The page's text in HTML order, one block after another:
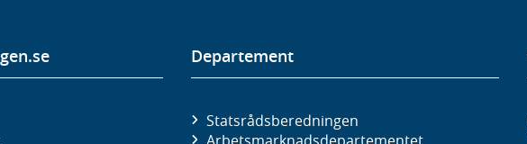
Departement
Statsrådsberedningen